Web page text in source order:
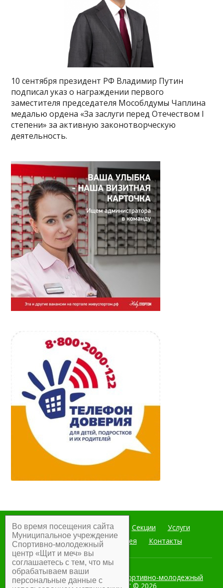
10 сентября президент РФ Владимир Путин
подписал указ о награждении первого
заместителя председателя Мособлдумы Чаплина
медалью ордена «За заслуги перед Отечеством I
степени» за активную законотворческую
деятельность.
Главная Мероприятия Секции
Услуги
Документы
Фотогалерея Контакты
Муниципальное учреждение Спортивно-молодежный
центр "Щит и меч" © 2026
Во время посещения сайта
Муниципальное учреждение
Спортивно-молодежный
центр «Щит и меч» вы
соглашаетесь с тем, что мы
обрабатываем ваши
персональные данные с